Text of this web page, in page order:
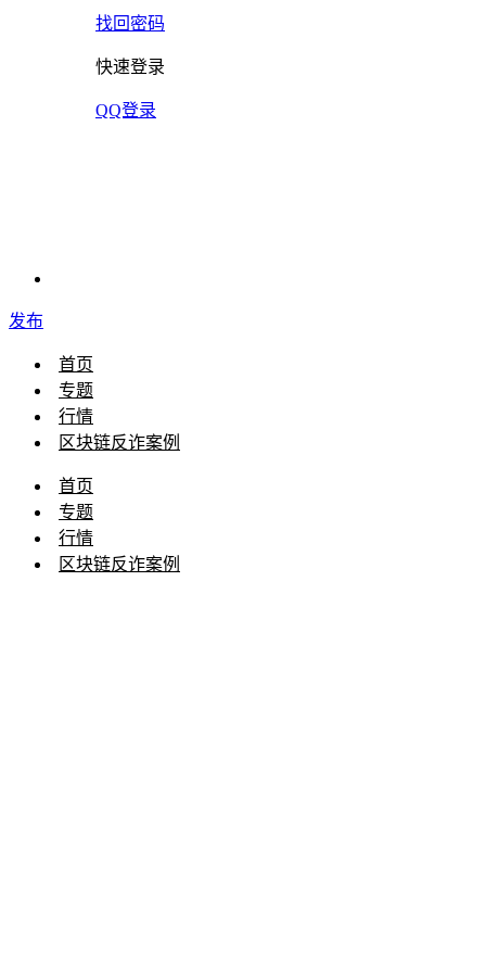
找回密码
快速登录
QQ登录
发布
首页
专题
行情
区块链反诈案例
首页
专题
行情
区块链反诈案例